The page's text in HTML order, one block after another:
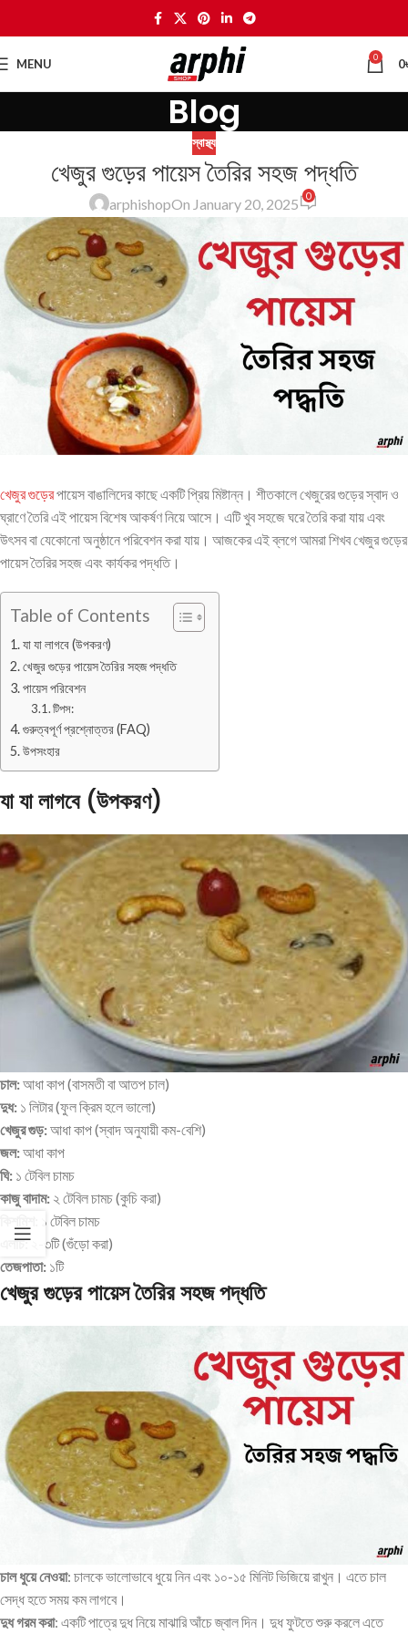
MENU 0 0
Blog
স্বাস্থ্য
খেজুর গুড়ের পায়েস তৈরির সহজ পদ্ধতি
arphishopOn January 20, 2025 0
খেজুর গুড়েরপায়েস বাঙালিদের কাছে একটি প্রিয় মিষ্টান্ন। শীতকালে খেজুরের গুড়ের স্বাদ ও
ঘ্রাণে তৈরি এই পায়েস বিশেষ আকর্ষণ নিয়ে আসে। এটি খুব সহজে ঘরে তৈরি করা যায় এবং
উৎসব বা যেকোনো অনুষ্ঠানে পরিবেশন করা যায়। আজকের এই ব্লগে আমরা শিখব খেজুর গুড়ের
পায়েস তৈরির সহজ এবং কার্যকর পদ্ধতি।
Table of Contents
যা যা লাগবে (উপকরণ)
খেজুর গুড়ের পায়েস তৈরির সহজ পদ্ধতি
পায়েস পরিবেশন
টিপস:
গুরুত্বপূর্ণ প্রশ্নোত্তর (FAQ)
উপসংহার
যা যা লাগবে (উপকরণ)
চাল:আধা কাপ (বাসমতী বা আতপ চাল)
দুধ: ১ লিটার (ফুল ক্রিম হলে ভালো)
খেজুর গুড়:আধা কাপ (স্বাদ অনুযায়ী কম-বেশি)
জল:আধা কাপ
ঘি: ১ টেবিল চামচ
কাজু বাদাম: ২ টেবিল চামচ (কুচি করা)
১ টেবিল চামচ
এলাচ:২-৩টি (গুঁড়ো করা)
তেজপাতা: ১টি
খেজুর গুড়ের পায়েস তৈরির সহজ পদ্ধতি
চাল ধুয়ে নেওয়া: চালকে ভালোভাবে ধুয়ে নিন এবং ১০-১৫ মিনিট ভিজিয়ে রাখুন। এতে চাল
সেদ্ধ হতে সময় কম লাগবে।
দুধ গরম করা: একটি পাত্রে দুধ নিয়ে মাঝারি আঁচে জ্বাল দিন। দুধ ফুটতে শুরু করলে এতে